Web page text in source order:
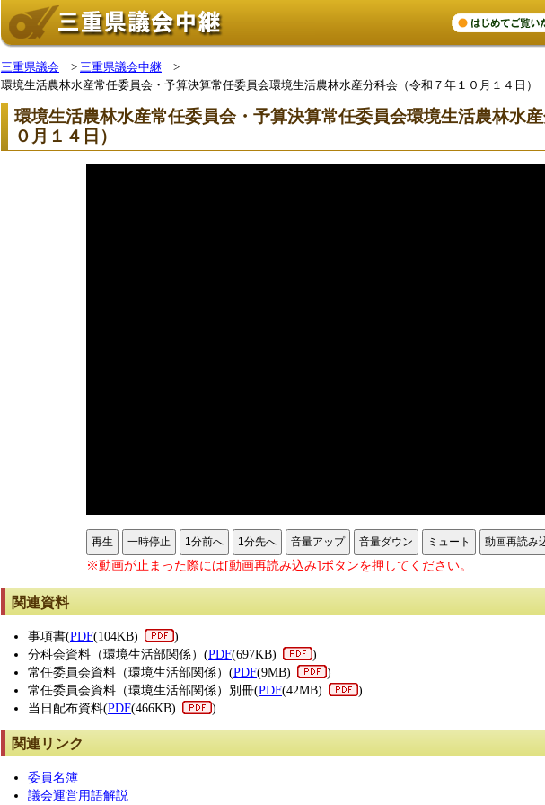
三重県議会 > 三重県議会中継 >
環境生活農林水産常任委員会・予算決算常任委員会環境生活農林水産分科会（令和７年１０月１４日）
環境生活農林水産常任委員会・予算決算常任委員会環境生活農林水
０月１４日）
再生 一時停止 1分前へ 1分先へ 音量アップ 音量ダウン ミュート 動画再読み
※動画が止まった際には[動画再読み込み]ボタンを押してください。
関連資料
事項書(PDF(104KB)
)
分科会資料（環境生活部関係）(PDF(697KB)
)
常任委員会資料（環境生活部関係）(PDF(9MB)
)
常任委員会資料（環境生活部関係）別冊(PDF(42MB)
)
当日配布資料(PDF(466KB) )
関連リンク
委員名簿
議会運営用語解説